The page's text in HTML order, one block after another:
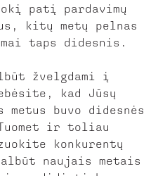
patį pardavimų
kitų metų pelnas
taps didesnis.
žvelgdami į
kad Jūsų
buvo didesnės
ir toliau
konkurentų
naujais metais